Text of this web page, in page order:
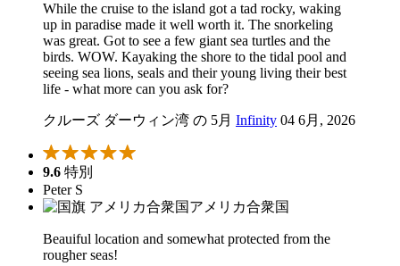
While the cruise to the island got a tad rocky, waking
up in paradise made it well worth it. The snorkeling
was great. Got to see a few giant sea turtles and the
birds. WOW. Kayaking the shore to the tidal pool and
seeing sea lions, seals and their young living their best
life - what more can you ask for?
クルーズ ダーウィン湾 の 5月 Infinity 04 6月, 2026
9.6 特別
Peter S
アメリカ合衆国
Beauiful location and somewhat protected from the
rougher seas!